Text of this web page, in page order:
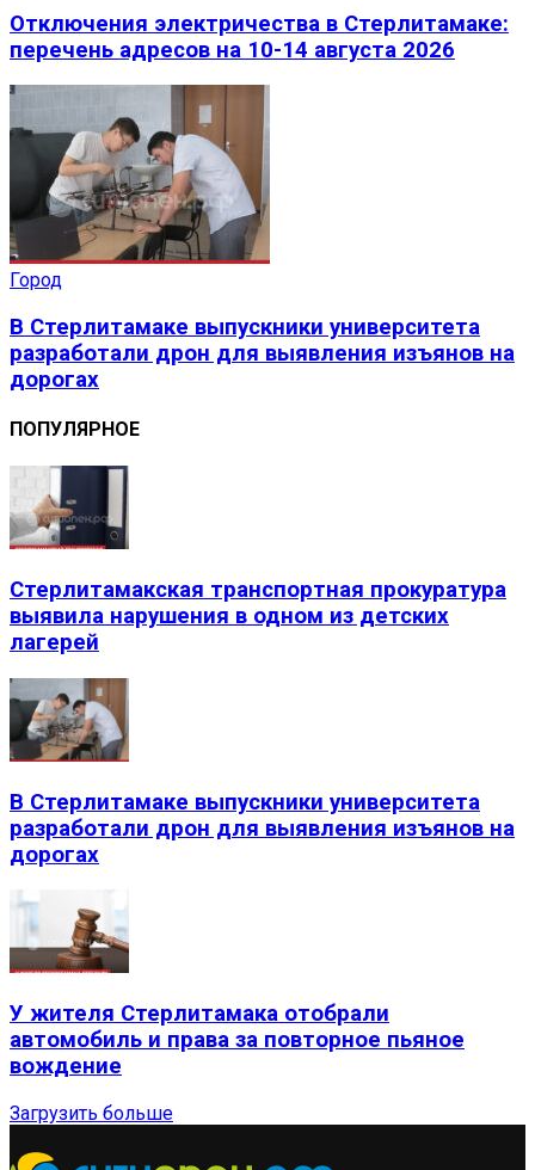
Отключения электричества в Стерлитамаке:
перечень адресов на 10-14 августа 2026
Город
В Стерлитамаке выпускники университета
разработали дрон для выявления изъянов на
дорогах
ПОПУЛЯРНОЕ
Стерлитамакская транспортная прокуратура
выявила нарушения в одном из детских
лагерей
В Стерлитамаке выпускники университета
разработали дрон для выявления изъянов на
дорогах
У жителя Стерлитамака отобрали
автомобиль и права за повторное пьяное
вождение
Загрузить больше